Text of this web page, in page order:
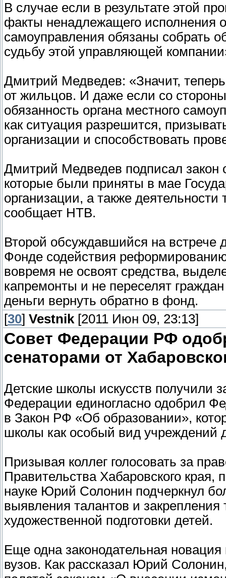
В случае если в результате этой
факты ненадлежащего исполнения
самоуправления обязаны собрать
судьбу этой управляющей
Дмитрий Медведев: «Значит,
от жильцов. И даже если со
обязанность органа местного
как ситуация разрешится,
организации и способствовать
Дмитрий Медведев подписал
которые были приняты в мае
организации, а также
сообщает НТВ.
Второй обсуждавшийся на встрече
Фонде содействия
вовремя не освоят средства,
капремонты и не переселят
деньги вернуть обратно в фонд.
[30] Vestnik [2011 Июн 09, 23:13]
Совет Федерации РФ
сенаторами от
Детские школы искусств получили
Федерации единогласно одобрил
в Закон РФ «Об образовании»,
школы как особый вид учреждений
Призывая коллег голосовать за
Правительства Хабаровского
науке Юрий Солонин подчеркнул
выявления талантов и
художественной подготовки детей.
Еще одна законодательная
вузов. Как рассказал Юрий